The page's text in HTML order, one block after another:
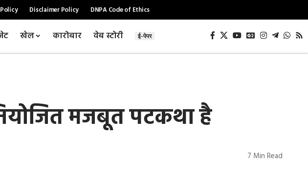
Disclaimer Policy DNPA Code of Ethics
खेल कारोबार वेब स्टोरी ई-पेपर
मजबूत पटकथा है
7 Min Read